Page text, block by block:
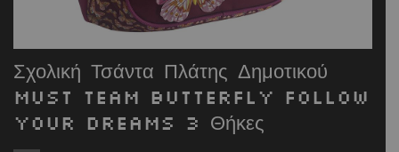
Σχολική Τσάντα Πλάτης Δημοτικού
Must Team Butterfly Follow
Your Dreams 3 Θήκες